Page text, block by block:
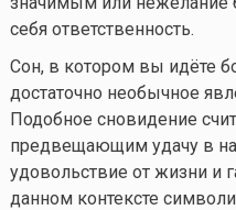
себя ответственность.
Сон, в котором вы идёте
достаточно необычное
Подобное сновидение
предвещающим удачу в
удовольствие от жизни и
данном контексте